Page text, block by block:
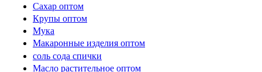
Сахар оптом
Крупы оптом
Мука
Макаронные изделия оптом
соль сода спички
Масло растительное оптом